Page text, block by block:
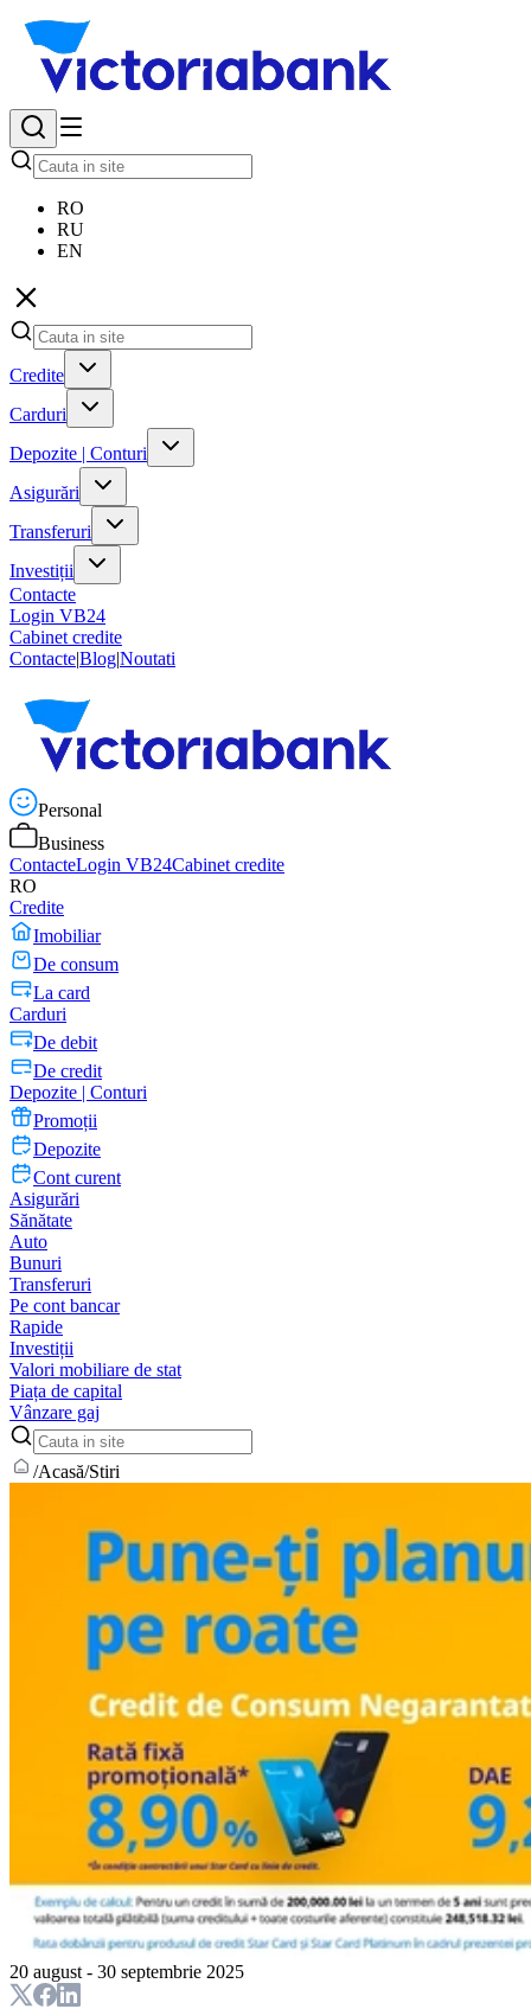
RO
RU
EN
Credite
Carduri
Depozite | Conturi
Asigurări
Transferuri
Investiții
Contacte
Login VB24
Cabinet credite
Contacte|Blog|Noutati
Personal
Business
ContacteLogin VB24Cabinet credite
RO
Credite
Imobiliar
De consum
La card
Carduri
De debit
De credit
Depozite | Conturi
Promoții
Depozite
Cont curent
Asigurări
Sănătate
Auto
Bunuri
Transferuri
Pe cont bancar
Rapide
Investiții
Valori mobiliare de stat
Piața de capital
Vânzare gaj
/Acasă/Stiri
20 august - 30 septembrie 2025